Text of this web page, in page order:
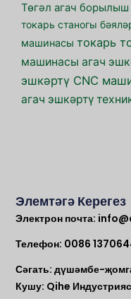
Төгәл агач борылыш
токарь станогы
машинасы токарь
машинасы агач
эшкәртү CNC
агач эшкәртү
Элемтәгә Керегез
Электрон почта:
Телефон: 0086
Сәгать: дүшәмбе-
Кушу: Qihe